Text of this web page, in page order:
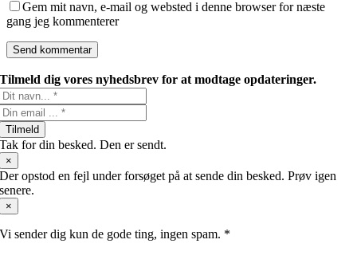
Gem mit navn, e-mail og websted i denne browser for næste
gang jeg kommenterer
Tilmeld dig vores nyhedsbrev for at modtage opdateringer.
Tilmeld
Tak for din besked. Den er sendt.
×
Der opstod en fejl under forsøget på at sende din besked. Prøv igen
senere.
×
Vi sender dig kun de gode ting, ingen spam. *